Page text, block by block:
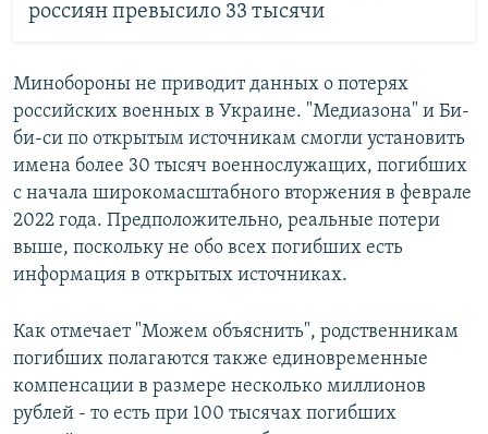
россиян превысило 33 тысячи
Минобороны не приводит данных о потерях
российских военных в Украине. "Медиазона" и Би-
би-си по открытым источникам смогли установить
имена более 30 тысяч военнослужащих, погибших
с начала широкомасштабного вторжения в феврале
2022 года. Предположительно, реальные потери
выше, поскольку не обо всех погибших есть
информация в открытых источниках.
Как отмечает "Можем объяснить", родственникам
погибших полагаются также единовременные
компенсации в размере несколько миллионов
рублей - то есть при 100 тысячах погибших